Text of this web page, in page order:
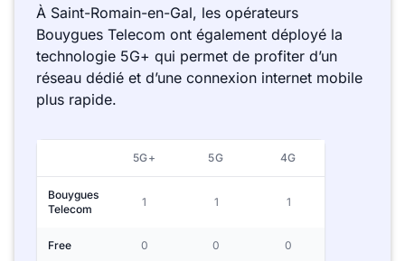
À Saint-Romain-en-Gal, les opérateurs
Bouygues Telecom ont également déployé la
technologie 5G+ qui permet de profiter d’un
réseau dédié et d’une connexion internet mobile
plus rapide.
5G+ 5G 4G
Bouygues
Telecom
1 1 1
Free 0 0 0